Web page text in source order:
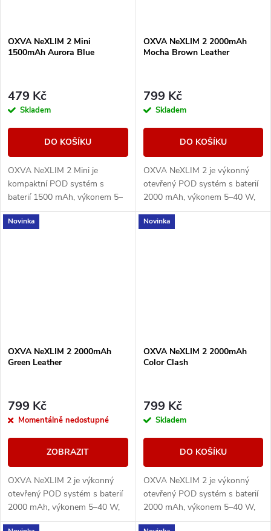
OXVA NeXLIM 2 Mini
1500mAh Aurora Blue
479 Kč
Skladem
DO KOŠÍKU
OXVA NeXLIM 2 Mini je
kompaktní POD systém s
baterií 1500 mAh, výkonem 5–
30 W, rychlým nabíjením USB-
C 5V/2A a cartridgí UNITECH
OXVA NeXLIM 2 2000mAh
Mocha Brown Leather
799 Kč
Skladem
DO KOŠÍKU
OXVA NeXLIM 2 je výkonný
otevřený POD systém s baterií
2000 mAh, výkonem 5–40 W,
rychlým nabíjením 5V/3A a
cartridgemi UNITECH 3.0 s
Novinka
OXVA NeXLIM 2 2000mAh
Green Leather
799 Kč
Momentálně nedostupné
ZOBRAZIT
OXVA NeXLIM 2 je výkonný
otevřený POD systém s baterií
2000 mAh, výkonem 5–40 W,
rychlým nabíjením 5V/3A a
Novinka
OXVA NeXLIM 2 2000mAh
Color Clash
799 Kč
Skladem
DO KOŠÍKU
OXVA NeXLIM 2 je výkonný
otevřený POD systém s baterií
2000 mAh, výkonem 5–40 W,
rychlým nabíjením 5V/3A a